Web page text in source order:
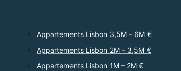
Appartements Lisbon 3,5M – 6M €
Appartements Lisbon 2M – 3,5M €
Appartements Lisbon 1M – 2M €